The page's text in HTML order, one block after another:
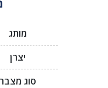
מותג
יצרן
סוג מצבר